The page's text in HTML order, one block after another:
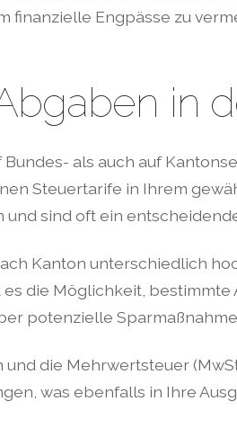
finanzielle Engpässe zu
in
als auch auf
Steuertarife in Ihrem
sind oft ein
Kanton unterschiedlich
die Möglichkeit,
potenzielle
die Mehrwertsteuer
was ebenfalls in Ihre